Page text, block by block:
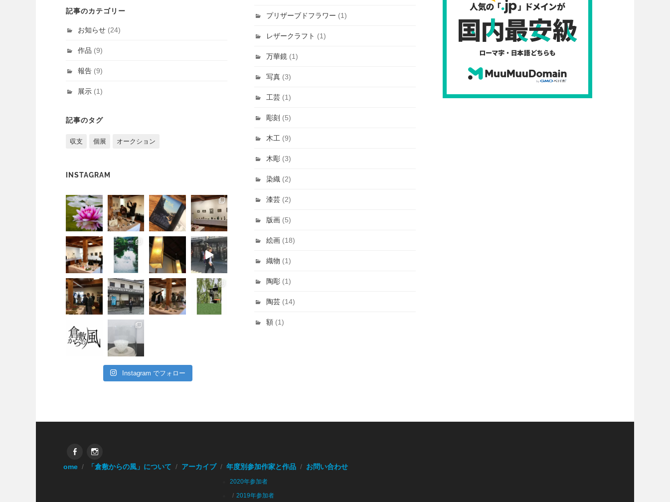
記事のカテゴリー
お知らせ (24)
作品 (9)
報告 (9)
展示 (1)
記事のタグ
収支 個展 オークション
INSTAGRAM
Instagram でフォロー
プリザーブドフラワー (1)
レザークラフト (1)
万華鏡 (1)
写真 (3)
工芸 (1)
彫刻 (5)
木工 (9)
木彫 (3)
染織 (2)
漆芸 (2)
版画 (5)
絵画 (18)
織物 (1)
陶彫 (1)
陶芸 (14)
額 (1)
FacebookInstagram
Home 「倉敷からの風」について アーカイブ 年度別参加作家と作品
2020年参加者
2019年参加者
お問い合わせ